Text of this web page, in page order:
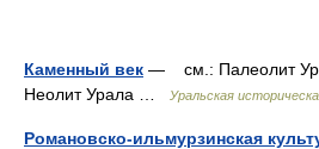
Каменный век — см.: Палеолит
Неолит Урала …
Уральская
Романовско-ильмурзинская